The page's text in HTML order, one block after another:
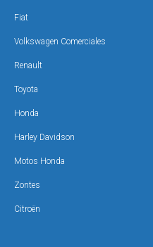
Fiat
Volkswagen Comerciales
Renault
Toyota
Honda
Harley Davidson
Motos Honda
Zontes
Citroën